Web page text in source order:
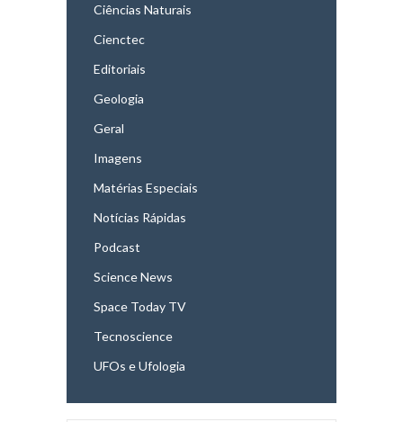
Ciências Naturais
Cienctec
Editoriais
Geologia
Geral
Imagens
Matérias Especiais
Notícias Rápidas
Podcast
Science News
Space Today TV
Tecnoscience
UFOs e Ufologia